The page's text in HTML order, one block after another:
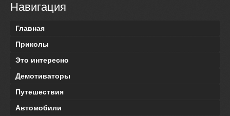
Навигация
Главная
Приколы
Это интересно
Демотиваторы
Путешествия
Автомобили